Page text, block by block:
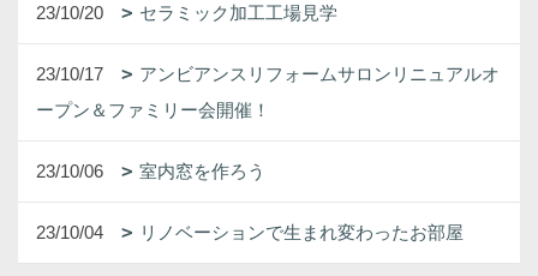
23/10/20 セラミック加工工場見学
23/10/17
アンビアンスリフォームサロンリニュアルオ
ープン＆ファミリー会開催！
23/10/06 室内窓を作ろう
23/10/04 リノベーションで生まれ変わったお部屋